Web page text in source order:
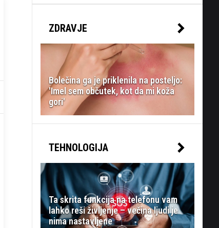
ZDRAVJE
Bolečina ga je priklenila na posteljo:
'Imel sem občutek, kot da mi koža
gori'
TEHNOLOGIJA
Ta skrita funkcija na telefonu vam
lahko reši življenje – večina ljudi je
nima nastavljene